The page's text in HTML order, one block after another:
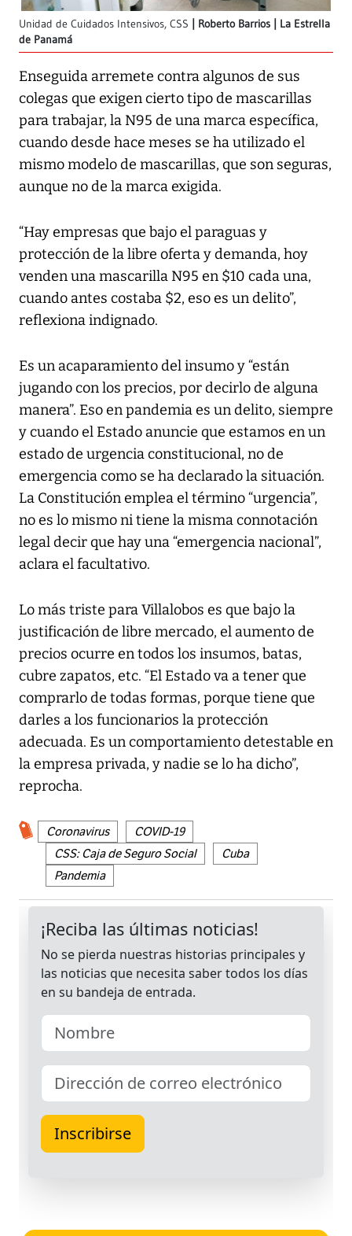
Unidad de Cuidados Intensivos, CSS
Roberto Barrios | La Estrella
de Panamá
Enseguida arremete contra algunos de sus
colegas que exigen cierto tipo de mascarillas
para trabajar, la N95 de una marca específica,
cuando desde hace meses se ha utilizado el
mismo modelo de mascarillas, que son seguras,
aunque no de la marca exigida.
“Hay empresas que bajo el paraguas y
protección de la libre oferta y demanda, hoy
venden una mascarilla N95 en $10 cada una,
cuando antes costaba $2, eso es un delito”,
reflexiona indignado.
Es un acaparamiento del insumo y “están
jugando con los precios, por decirlo de alguna
manera”. Eso en pandemia es un delito, siempre
y cuando el Estado anuncie que estamos en un
estado de urgencia constitucional, no de
emergencia como se ha declarado la situación.
La Constitución emplea el término “urgencia”,
no es lo mismo ni tiene la misma connotación
legal decir que hay una “emergencia nacional”,
aclara el facultativo.
Lo más triste para Villalobos es que bajo la
justificación de libre mercado, el aumento de
precios ocurre en todos los insumos, batas,
cubre zapatos, etc. “El Estado va a tener que
comprarlo de todas formas, porque tiene que
darles a los funcionarios la protección
adecuada. Es un comportamiento detestable en
la empresa privada, y nadie se lo ha dicho”,
reprocha.
Coronavirus
COVID-19
CSS: Caja de Seguro Social
Cuba
Pandemia